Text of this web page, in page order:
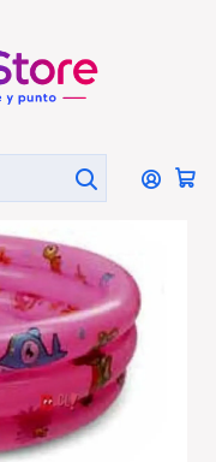
Y Accesorios
150x35cms Rosa -